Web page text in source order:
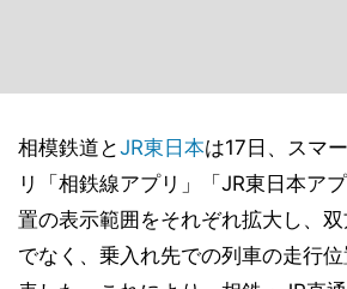
相模鉄道とJR東日本は17日、スマ
リ「相鉄線アプリ」「JR東日本ア
置の表示範囲をそれぞれ拡大し、
でなく、乗入れ先での列車の走行